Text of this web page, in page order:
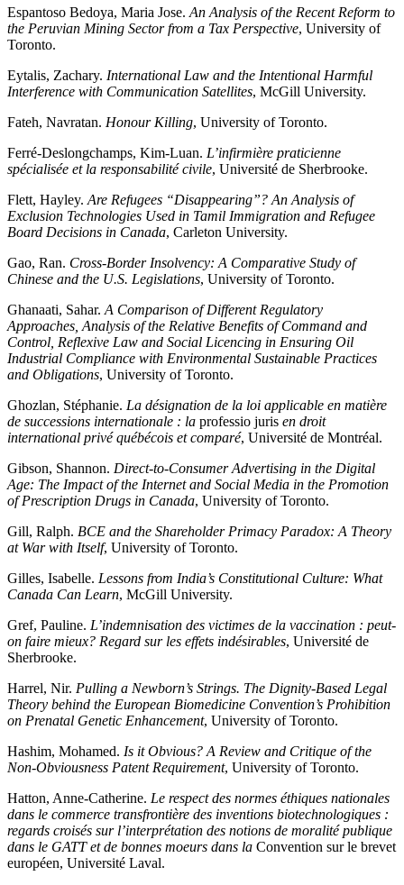
Espantoso Bedoya, Maria Jose. An Analysis of the Recent Reform to
the Peruvian Mining Sector from a Tax Perspective, University of
Toronto.
Eytalis, Zachary. International Law and the Intentional Harmful
Interference with Communication Satellites, McGill University.
Fateh, Navratan. Honour Killing, University of Toronto.
Ferré-Deslongchamps, Kim-Luan. L’infirmière praticienne
spécialisée et la responsabilité civile, Université de Sherbrooke.
Flett, Hayley. Are Refugees “Disappearing”? An Analysis of
Exclusion Technologies Used in Tamil Immigration and Refugee
Board Decisions in Canada, Carleton University.
Gao, Ran. Cross-Border Insolvency: A Comparative Study of
Chinese and the U.S. Legislations, University of Toronto.
Ghanaati, Sahar. A Comparison of Different Regulatory
Approaches, Analysis of the Relative Benefits of Command and
Control, Reflexive Law and Social Licencing in Ensuring Oil
Industrial Compliance with Environmental Sustainable Practices
and Obligations, University of Toronto.
Ghozlan, Stéphanie. La désignation de la loi applicable en matière
de successions internationale : la professio juris en droit
international privé québécois et comparé, Université de Montréal.
Gibson, Shannon. Direct-to-Consumer Advertising in the Digital
Age: The Impact of the Internet and Social Media in the Promotion
of Prescription Drugs in Canada, University of Toronto.
Gill, Ralph. BCE and the Shareholder Primacy Paradox: A Theory
at War with Itself, University of Toronto.
Gilles, Isabelle. Lessons from India’s Constitutional Culture: What
Canada Can Learn, McGill University.
Gref, Pauline. L’indemnisation des victimes de la vaccination : peut-
on faire mieux? Regard sur les effets indésirables, Université de
Sherbrooke.
Harrel, Nir. Pulling a Newborn’s Strings. The Dignity-Based Legal
Theory behind the European Biomedicine Convention’s Prohibition
on Prenatal Genetic Enhancement, University of Toronto.
Hashim, Mohamed. Is it Obvious? A Review and Critique of the
Non-Obviousness Patent Requirement, University of Toronto.
Hatton, Anne-Catherine. Le respect des normes éthiques nationales
dans le commerce transfrontière des inventions biotechnologiques :
regards croisés sur l’interprétation des notions de moralité publique
dans le GATT et de bonnes moeurs dans la Convention sur le brevet
européen, Université Laval.